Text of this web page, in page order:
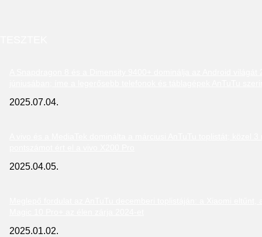
2025.07.04.
2025.04.05.
2025.01.02.